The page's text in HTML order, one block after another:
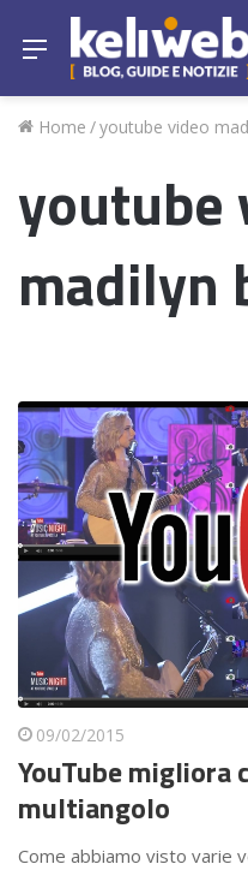
Menu
Home /youtube video
youtube
madilyn
09/02/2015
YouTube migliora
multiangolo
Come abbiamo visto varie